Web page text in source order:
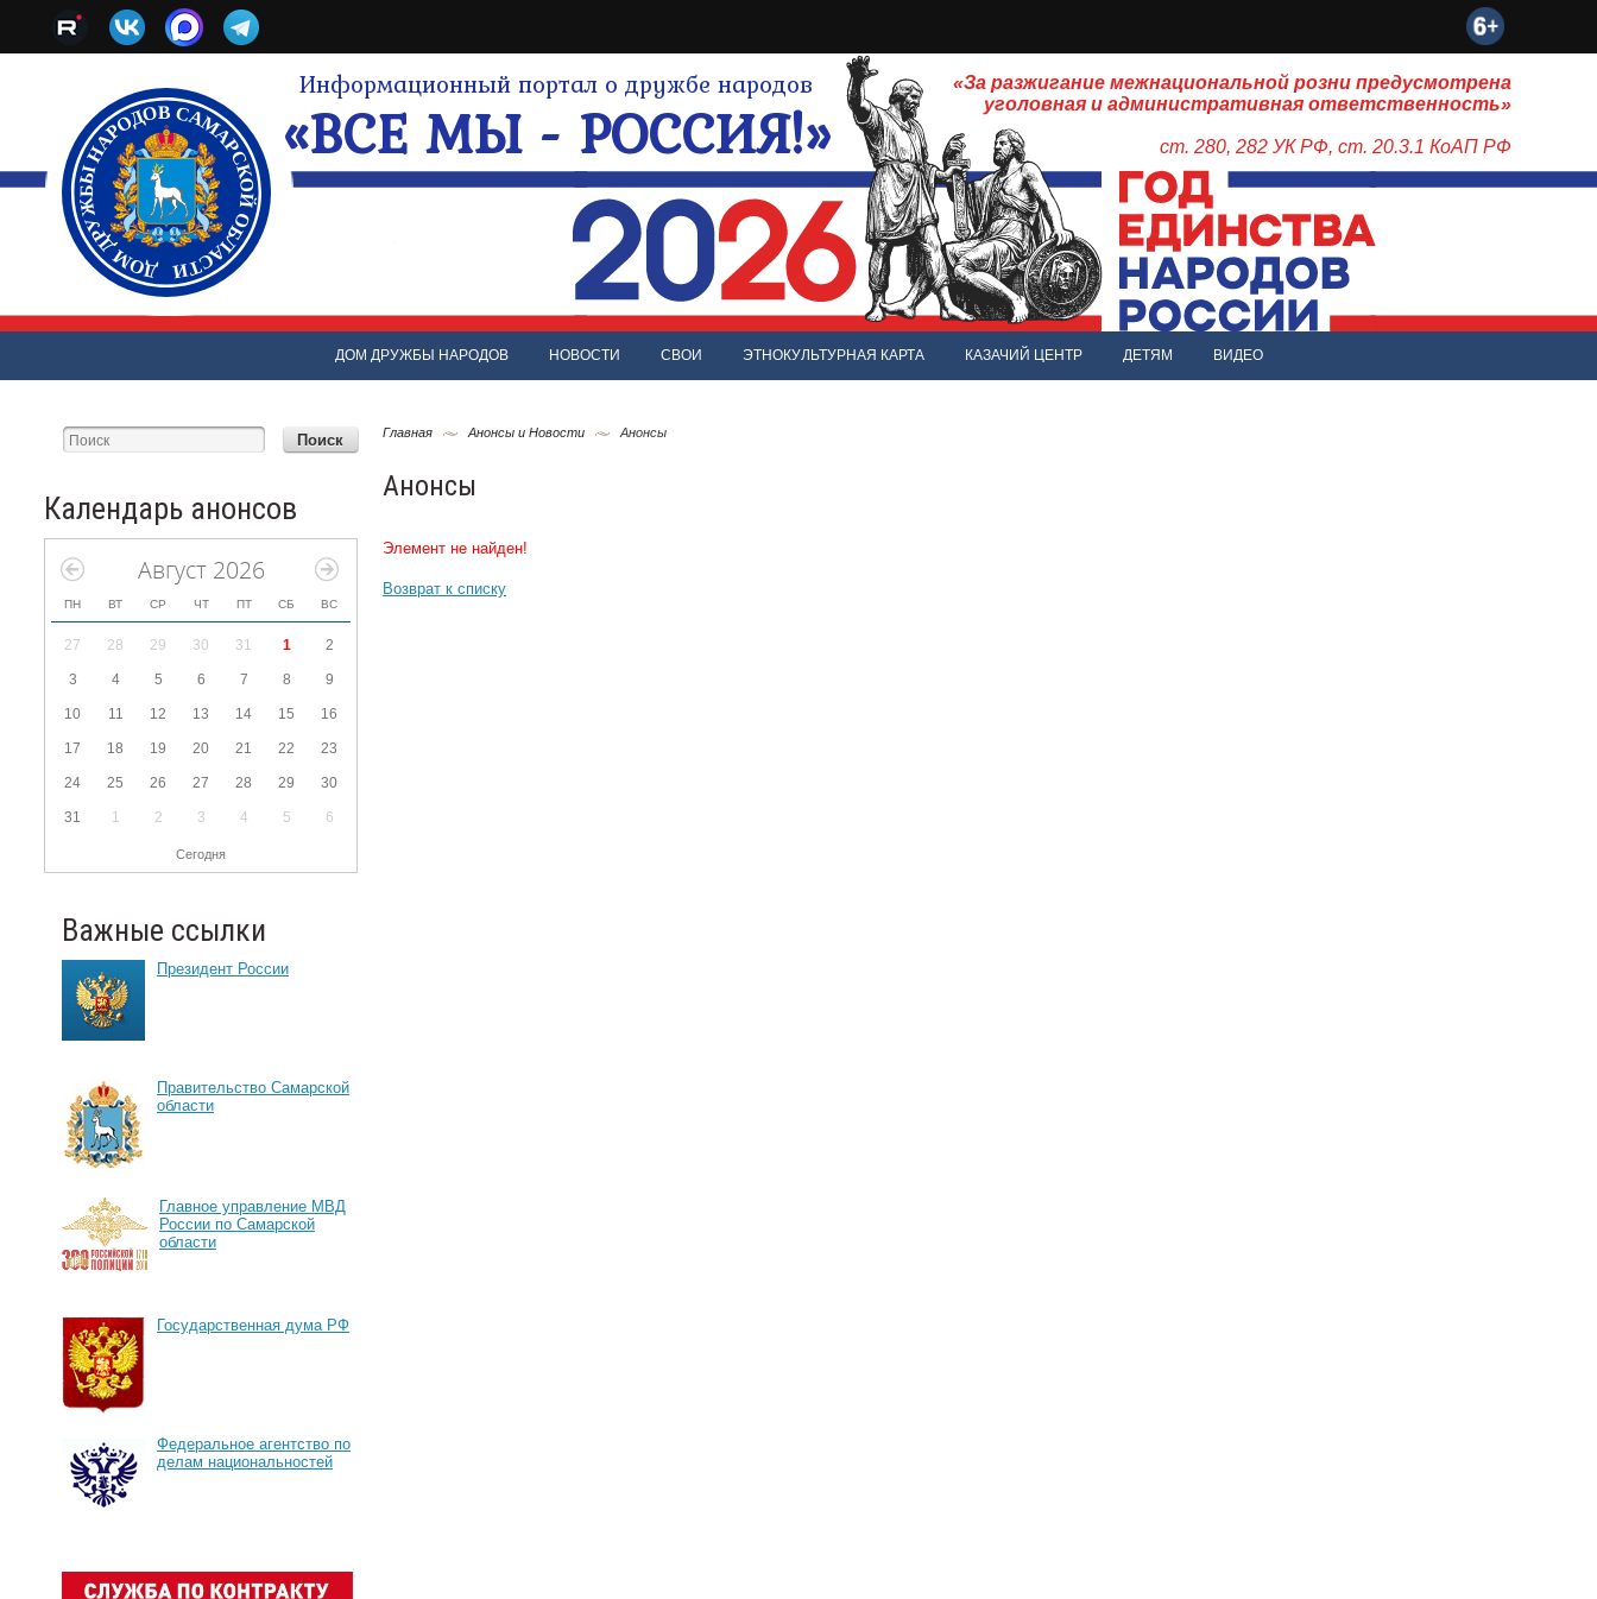
Информационный портал о дружбе народов
«ВСЕ МЫ - РОССИЯ!»
«За разжигание межнациональной розни предусмотрена
уголовная и административная ответственность»
ст. 280, 282 УК РФ, ст. 20.3.1 КоАП РФ
ДОМ ДРУЖБЫ НАРОДОВ НОВОСТИ СВОИ ЭТНОКУЛЬТУРНАЯ КАРТА КАЗАЧИЙ ЦЕНТР ДЕТЯМ ВИДЕО
Календарь анонсов
Август 2026
ПН ВТ СР ЧТ ПТ СБ ВС
27 28 29 30 31 1 2
3 4 5 6 7 8 9
10 11 12 13 14 15 16
17 18 19 20 21 22 23
24 25 26 27 28 29 30
31 1 2 3 4 5 6
Сегодня
Важные ссылки
Президент России
Правительство Самарской
области
Главное управление МВД
России по Самарской
области
Государственная дума РФ
Федеральное агентство по
делам национальностей
Главная Анонсы и Новости Анонсы
Анонсы
Элемент не найден!
Возврат к списку